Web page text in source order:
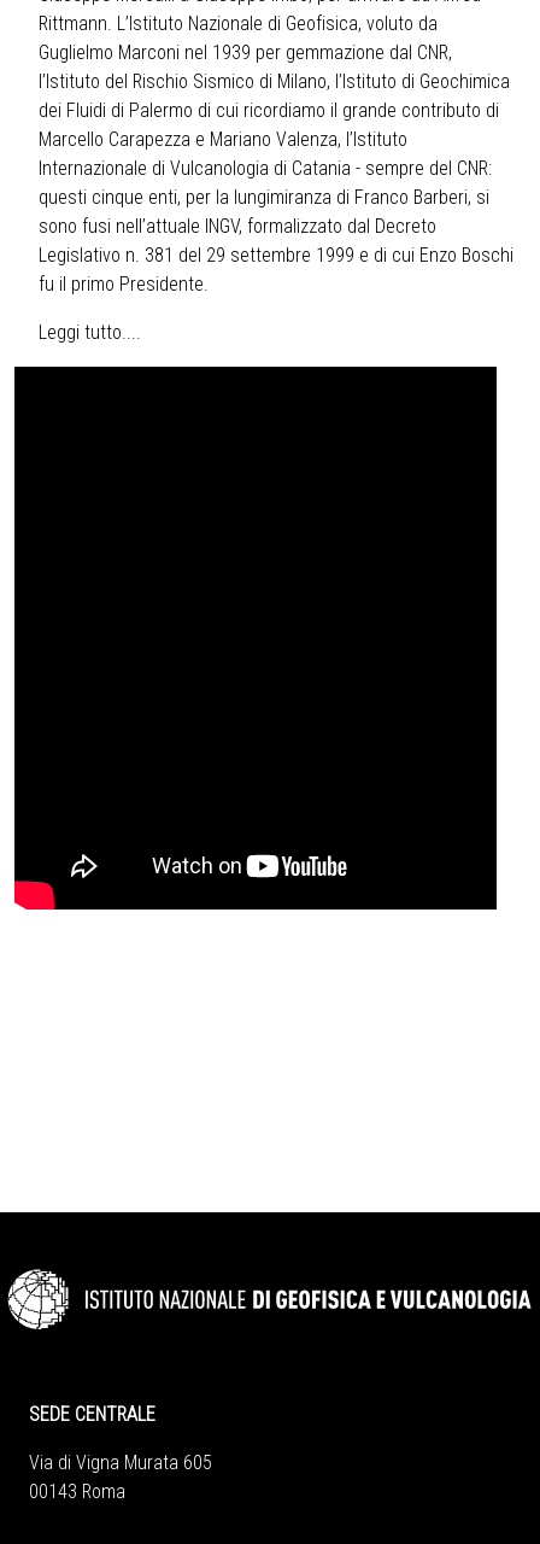
Rittmann. L’Istituto Nazionale di Geofisica, voluto da
Guglielmo Marconi nel 1939 per gemmazione dal CNR,
l’Istituto del Rischio Sismico di Milano, l’Istituto di Geochimica
dei Fluidi di Palermo di cui ricordiamo il grande contributo di
Marcello Carapezza e Mariano Valenza, l’Istituto
Internazionale di Vulcanologia di Catania - sempre del CNR:
questi cinque enti, per la lungimiranza di Franco Barberi, si
sono fusi nell’attuale INGV, formalizzato dal Decreto
Legislativo n. 381 del 29 settembre 1999 e di cui Enzo Boschi
fu il primo Presidente.
Leggi tutto....
SEDE CENTRALE
Via di Vigna Murata 605
00143 Roma